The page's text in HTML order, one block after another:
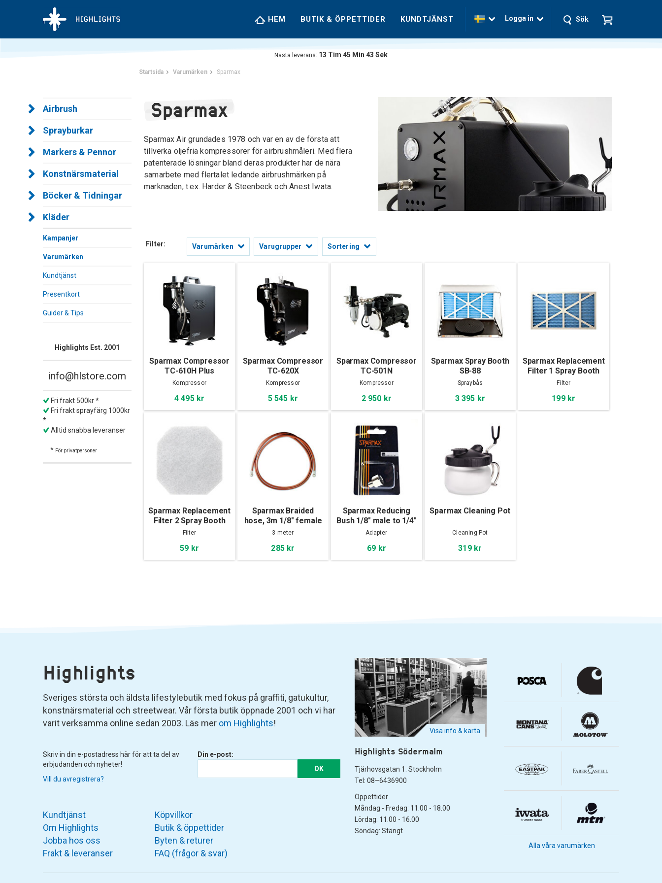
HEM BUTIK & ÖPPETTIDER KUNDTJÄNST Logga in Sök
Nästa leverans: 13 Tim 45 Min 42 Sek
Airbrush
Sprayburkar
Markers & Pennor
Konstnärsmaterial
Böcker & Tidningar
Kläder
Kampanjer
Varumärken
Kundtjänst
Presentkort
Guider & Tips
Highlights Est. 2001
info@hlstore.com
Fri frakt 500kr *
Fri frakt sprayfärg 1000kr
*
Alltid snabba leveranser
* För privatpersoner
Startsida Varumärken Sparmax
Sparmax
Sparmax Air grundades 1978 och var en av de första att
tillverka oljefria kompressorer för airbrushmåleri. Med flera
patenterade lösningar bland deras produkter har de nära
samarbete med flertalet ledande airbrushmärken på
marknaden, t.ex. Harder & Steenbeck och Anest Iwata.
Filter: Varumärken Varugrupper Sortering
Sparmax Compressor
TC-610H Plus
Kompressor
4 495 kr
Sparmax Compressor
TC-620X
Kompressor
5 545 kr
Sparmax Compressor
TC-501N
Kompressor
2 950 kr
Sparmax Spray Booth
SB-88
Spraybås
3 395 kr
Sparmax Replacement
Filter 1 Spray Booth
SB-88
Filter
199 kr
Sparmax Replacement
Filter 2 Spray Booth
SB-88
Filter
59 kr
Sparmax Braided
hose, 3m 1/8" female
thread - 1/8"
3 meter
285 kr
Sparmax Reducing
Bush 1/8" male to 1/4"
female
Adapter
69 kr
Sparmax Cleaning Pot
Cleaning Pot
319 kr
Highlights
Sveriges största och äldsta lifestylebutik med fokus på graffiti, gatukultur,
konstnärsmaterial och streetwear. Vår första butik öppnade 2001 och vi har
varit verksamma online sedan 2003. Läs mer om Highlights!
Skriv in din e-postadress här för att ta del av
erbjudanden och nyheter!
Vill du avregistrera?
Din e-post:
OK
Visa info & karta
Highlights Södermalm
Tjärhovsgatan 1. Stockholm
Tel: 08–6436900
Öppettider
Måndag - Fredag: 11.00 - 18.00
Lördag: 11.00 - 16.00
Söndag: Stängt
Kundtjänst
Om Highlights
Jobba hos oss
Frakt & leveranser
Köpvillkor
Butik & öppettider
Byten & returer
FAQ (frågor & svar)
Alla våra varumärken